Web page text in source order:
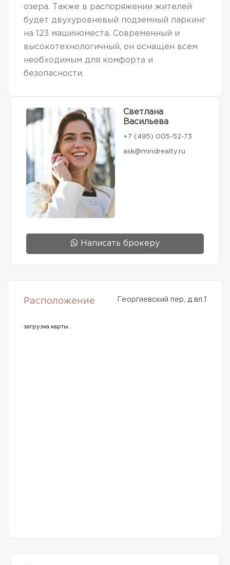
озера. Также в распоряжении жителей
будет двухуровневый подземный паркинг
на 123 машиноместа. Современный и
высокотехнологичный, он оснащен всем
необходимым для комфорта и
безопасности.
Светлана
Васильева
+7 (495) 005-52-73
ask@mindrealty.ru
Написать брокеру
Расположение Георгиевский пер, д вл.1
загрузка карты...